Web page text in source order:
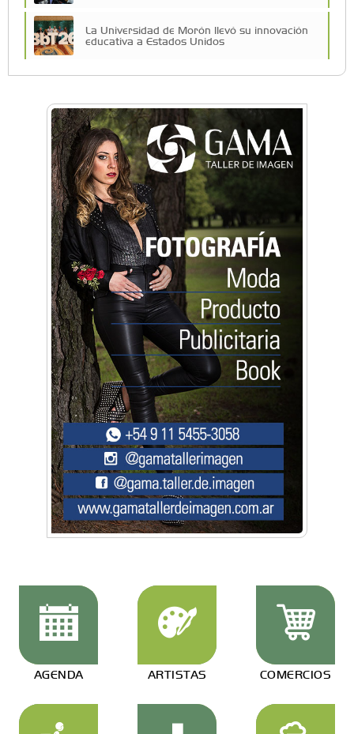
La Universidad de Morón llevó su innovación
educativa a Estados Unidos
La primera vez que Eva Perón voló en avión lo
hizo desde Morón
Mariana Croce: "Hoy las empresas necesitan
un asesoramiento integral para crecer con
seguridad"
Música, teatro, yoga, danza y mucho más:
Conocé todos los talleres para aprender y
disfrutar en la Zona Oeste
AGENDA ARTISTAS COMERCIOS